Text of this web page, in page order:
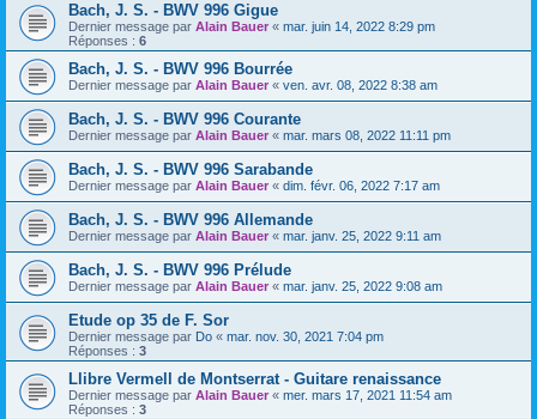
Bach, J. S. - BWV 996 Gigue
Dernier message par Alain Bauer « mar. juin 14, 2022 8:29 pm
Réponses : 6
Bach, J. S. - BWV 996 Bourrée
Dernier message par Alain Bauer « ven. avr. 08, 2022 8:38 am
Bach, J. S. - BWV 996 Courante
Dernier message par Alain Bauer « mar. mars 08, 2022 11:11 pm
Bach, J. S. - BWV 996 Sarabande
Dernier message par Alain Bauer « dim. févr. 06, 2022 7:17 am
Bach, J. S. - BWV 996 Allemande
Dernier message par Alain Bauer « mar. janv. 25, 2022 9:11 am
Bach, J. S. - BWV 996 Prélude
Dernier message par Alain Bauer « mar. janv. 25, 2022 9:08 am
Etude op 35 de F. Sor
Dernier message par Do « mar. nov. 30, 2021 7:04 pm
Réponses : 3
Llibre Vermell de Montserrat - Guitare renaissance
Dernier message par Alain Bauer « mer. mars 17, 2021 11:54 am
Réponses : 3